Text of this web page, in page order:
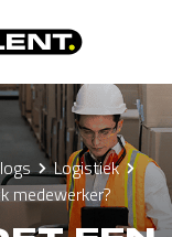
Logistiek
medewerker?